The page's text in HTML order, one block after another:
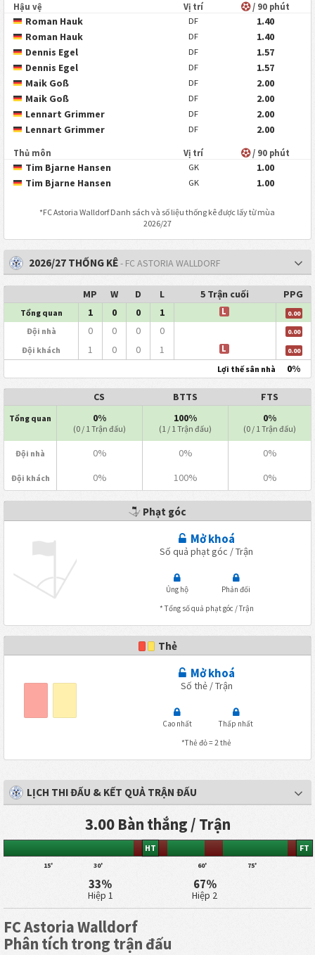
Hậu vệ Vị trí / 90 phút
Roman Hauk DF
1.40
Roman Hauk
DF
1.40
Dennis Egel
DF
1.57
Dennis Egel
DF
1.57
Maik Goß
DF
2.00
Maik Goß
DF
2.00
Lennart Grimmer
DF
2.00
Lennart Grimmer
DF 2.00
Thủ môn Vị trí / 90 phút
Tim Bjarne Hansen GK
1.00
Tim Bjarne Hansen
GK 1.00
*FC Astoria WalldorfDanh sách và số liệu thống kê được lấy từ mùa
2026/27
2026/27 THỐNG KÊ- FC ASTORIA WALLDORF
MP W D L 5 Trận cuối PPG
Tổng quan 1 0 0 1 L 0.00
Đội nhà 0 0 0 0 0.00
Đội khách 1 0 0 1 L 0.00
Lợi thế sân nhà 0%
CS BTTS FTS
Tổng quan 0%
(0 / 1 Trận đấu)
100%
(1 / 1 Trận đấu)
0%
(0 / 1 Trận đấu)
Đội nhà 0% 0% 0%
Đội khách 0% 100% 0%
Phạt góc
Mở khoá
Số quả phạt góc / Trận
Ủng hộ
Phản đối
* Tổng số quả phạt góc / Trận
Thẻ
Mở khoá
Số thẻ / Trận
Cao nhất
Thấp nhất
*Thẻ đỏ = 2 thẻ
LỊCH THI ĐẤU & KẾT QUẢ TRẬN ĐẤU
3.00 Bàn thắng / Trận
15' 30'
HT
60' 75'
FT
33%
Hiệp 1
67%
Hiệp 2
FC Astoria Walldorf
Phân tích trong trận đấu